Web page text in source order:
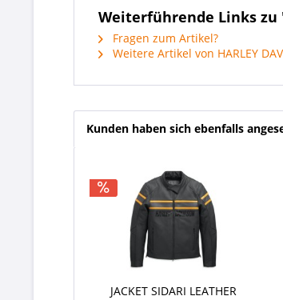
Weiterführende Links zu
Fragen zum Artikel?
Weitere Artikel von HARLEY
Kunden haben sich ebenfalls
JACKET SIDARI LEATHER